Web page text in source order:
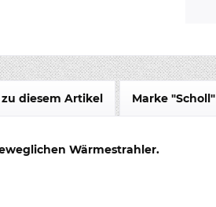
diesem Artikel Marke "Scholl"
Wärmestrahler.